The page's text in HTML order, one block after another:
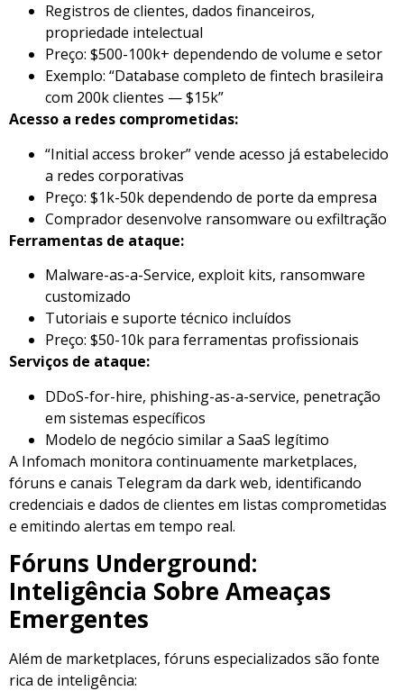
Registros de clientes, dados financeiros,
propriedade intelectual
Preço: $500-100k+ dependendo de volume e setor
Exemplo: “Database completo de fintech brasileira
com 200k clientes — $15k”
Acesso a redes comprometidas:
“Initial access broker” vende acesso já estabelecido
a redes corporativas
Preço: $1k-50k dependendo de porte da empresa
Comprador desenvolve ransomware ou exfiltração
Ferramentas de ataque:
Malware-as-a-Service, exploit kits, ransomware
customizado
Tutoriais e suporte técnico incluídos
Preço: $50-10k para ferramentas profissionais
Serviços de ataque:
DDoS-for-hire, phishing-as-a-service, penetração
em sistemas específicos
Modelo de negócio similar a SaaS legítimo
A Infomach monitora continuamente marketplaces,
fóruns e canais Telegram da dark web, identificando
credenciais e dados de clientes em listas comprometidas
e emitindo alertas em tempo real.
Fóruns Underground:
Inteligência Sobre Ameaças
Emergentes
Além de marketplaces, fóruns especializados são fonte
rica de inteligência: